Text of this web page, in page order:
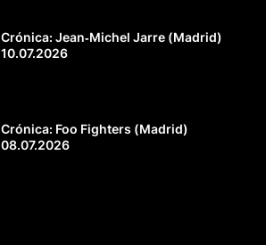
Crónica: Jean‐Michel Jarre (Madrid)
10.07.2026
Crónica: Foo Fighters (Madrid)
08.07.2026